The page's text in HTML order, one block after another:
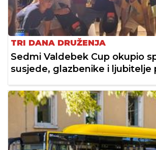
TRI DANA DRUŽENJA
Sedmi Valdebek Cup okupio
susjede, glazbenike i ljubitelje